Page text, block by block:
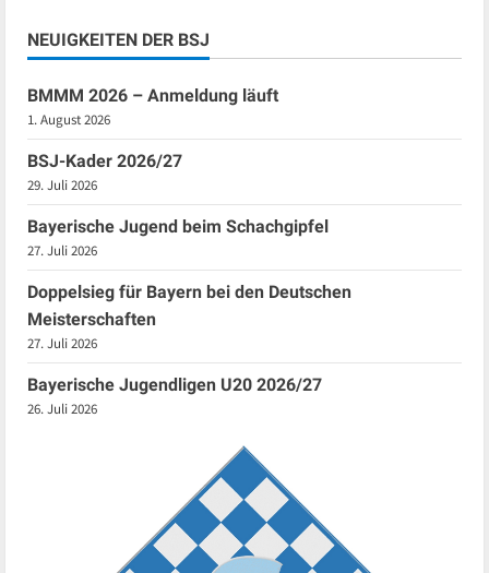
NEUIGKEITEN DER BSJ
BMMM 2026 – Anmeldung läuft
1. August 2026
BSJ-Kader 2026/27
29. Juli 2026
Bayerische Jugend beim Schachgipfel
27. Juli 2026
Doppelsieg für Bayern bei den Deutschen
Meisterschaften
27. Juli 2026
Bayerische Jugendligen U20 2026/27
26. Juli 2026